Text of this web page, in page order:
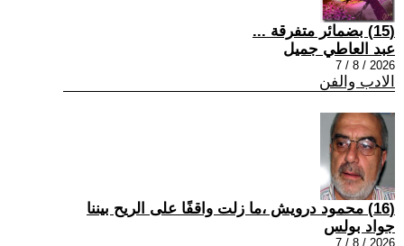
(15) بضمائر متفرقة ...
عبد العاطي جميل
2026 / 8 / 7
الادب والفن
(16) محمود درويش ،ما زلت واقفًا على الريح بيننا
جواد بولس
2026 / 8 / 7